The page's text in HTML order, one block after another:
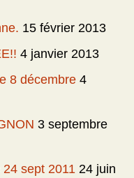
15 février 2013
4 janvier 2013
8 décembre 4
3 septembre
sept 2011 24 juin